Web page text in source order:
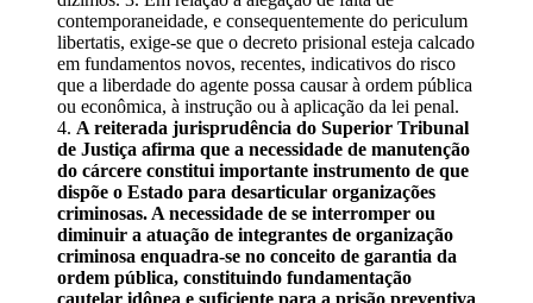
contemporaneidade, e consequentemente do periculum
libertatis, exige-se que o decreto prisional esteja calcado
em fundamentos novos, recentes, indicativos do risco
que a liberdade do agente possa causar à ordem pública
ou econômica, à instrução ou à aplicação da lei penal.
4. A reiterada jurisprudência do Superior Tribunal
de Justiça afirma que a necessidade de manutenção
do cárcere constitui importante instrumento de que
dispõe o Estado para desarticular organizações
criminosas. A necessidade de se interromper ou
diminuir a atuação de integrantes de organização
criminosa enquadra-se no conceito de garantia da
ordem pública, constituindo fundamentação
cautelar idônea e suficiente para a prisão preventiva